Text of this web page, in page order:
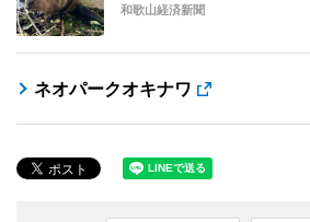
和歌山経済新聞
ネオパークオキナワ